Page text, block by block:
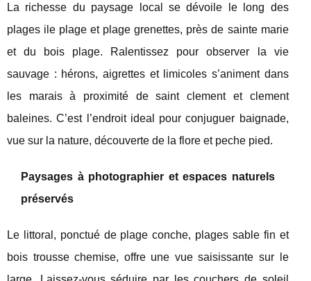
La richesse du paysage local se dévoile le long des
plages ile plage et plage grenettes, près de sainte marie
et du bois plage. Ralentissez pour observer la vie
sauvage : hérons, aigrettes et limicoles s’animent dans
les marais à proximité de saint clement et clement
baleines. C’est l’endroit ideal pour conjuguer baignade,
vue sur la nature, découverte de la flore et peche pied.
Paysages à photographier et espaces naturels
préservés
Le littoral, ponctué de plage conche, plages sable fin et
bois trousse chemise, offre une vue saisissante sur le